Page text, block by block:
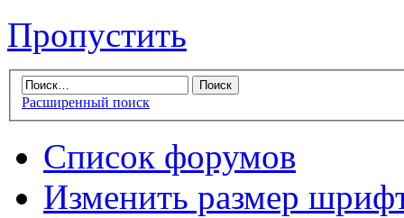
Пропустить
Расширенный поиск
Список форумов
Изменить размер